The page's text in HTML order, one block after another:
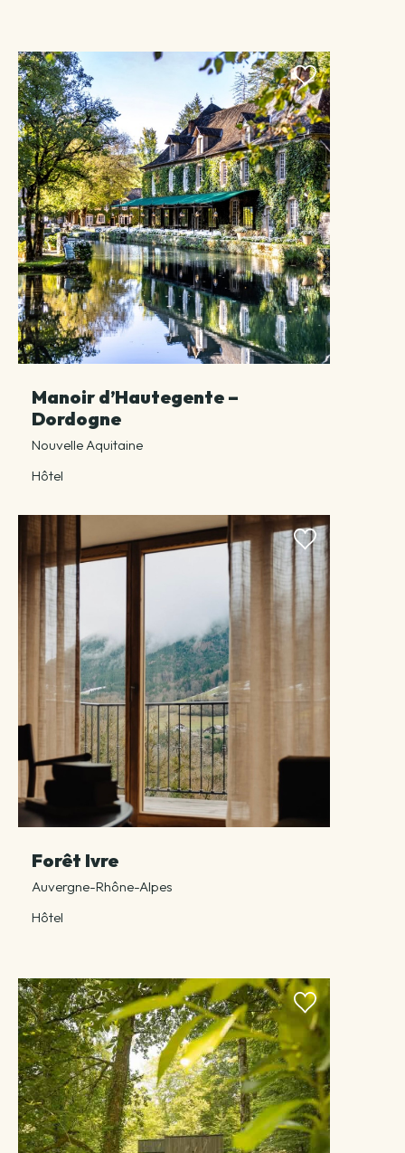
Manoir d’Hautegente –
Dordogne
Nouvelle Aquitaine
Hôtel
Forêt Ivre
Auvergne-Rhône-Alpes
Hôtel